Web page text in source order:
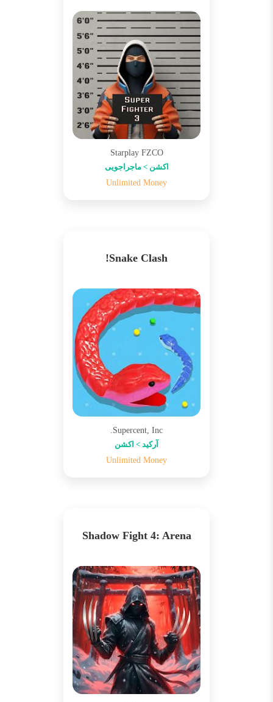
Starplay FZCO
اکشن > ماجراجویی
Unlimited Money
Snake Clash!
Supercent, Inc.
آرکید > اکشن
Unlimited Money
Shadow Fight 4: Arena